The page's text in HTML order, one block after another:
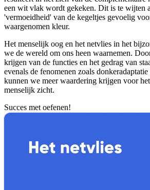
een wit vlak wordt gekeken. Dit is te wijten
'vermoeidheid' van de kegeltjes gevoelig
waargenomen kleur.
Het menselijk oog en het netvlies in het
we de wereld om ons heen waarnemen.
krijgen van de functies en het gedrag van
evenals de fenomenen zoals
kunnen we meer waardering krijgen voor
menselijk zicht.
Succes met oefenen!